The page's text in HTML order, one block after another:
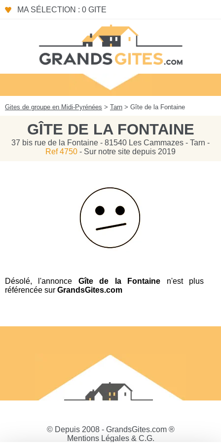
MA SÉLECTION : 0 GITE
Gites de groupe en Midi-Pyrénées > Tarn > Gîte de la Fontaine
GÎTE DE LA FONTAINE
37 bis rue de la Fontaine - 81540 Les Cammazes - Tarn -
Ref 4750 - Sur notre site depuis 2019
Désolé, l'annonce Gîte de la Fontaine n'est plus
référencée sur GrandsGites.com
© Depuis 2008 - GrandsGites.com ®
Mentions Légales & C.G.
Panneau de gestion des cookies